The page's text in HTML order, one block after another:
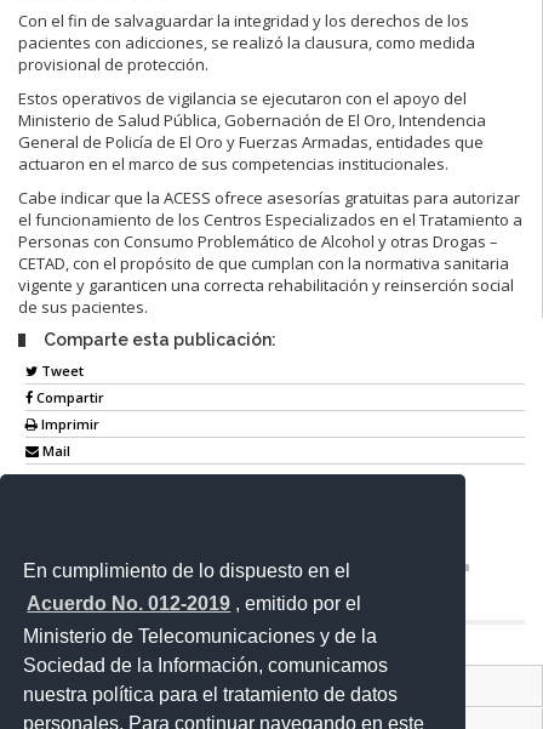
En cumplimiento de lo dispuesto en el
Acuerdo No. 012-2019 , emitido por el
Ministerio de Telecomunicaciones y de la
Sociedad de la Información, comunicamos
nuestra política para el tratamiento de datos
personales. Para continuar navegando en este
Con el fin de salvaguardar la integridad y los derechos de los
pacientes con adicciones, se realizó la clausura, como medida
provisional de protección.
Estos operativos de vigilancia se ejecutaron con el apoyo del
Ministerio de Salud Pública, Gobernación de El Oro, Intendencia
General de Policía de El Oro y Fuerzas Armadas, entidades que
actuaron en el marco de sus competencias institucionales.
Cabe indicar que la ACESS ofrece asesorías gratuitas para autorizar
el funcionamiento de los Centros Especializados en el Tratamiento a
Personas con Consumo Problemático de Alcohol y otras Drogas –
CETAD, con el propósito de que cumplan con la normativa sanitaria
vigente y garanticen una correcta rehabilitación y reinserción social
de sus pacientes.
Comparte esta publicación:
Tweet
Compartir
Imprimir
Mail
Contacto Ciudadano Digital